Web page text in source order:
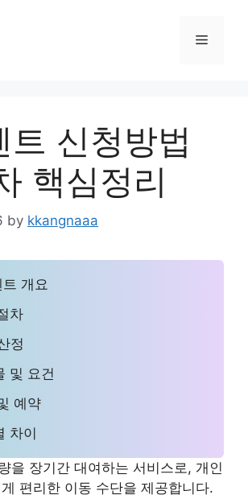
Menu
트 신청방법
핵심정리
by kkangnaaa
개요
차
정
및 요건
예약
차이
을 장기간 대여하는 서비스로, 개인
편리한 이동 수단을 제공합니다.